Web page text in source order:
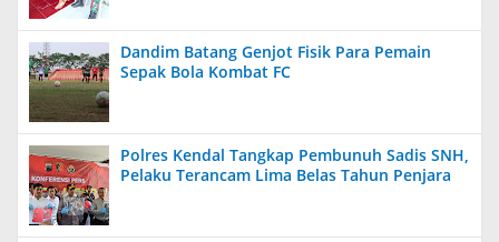
Dandim Batang Genjot Fisik Para Pemain
Sepak Bola Kombat FC
Polres Kendal Tangkap Pembunuh Sadis SNH,
Pelaku Terancam Lima Belas Tahun Penjara